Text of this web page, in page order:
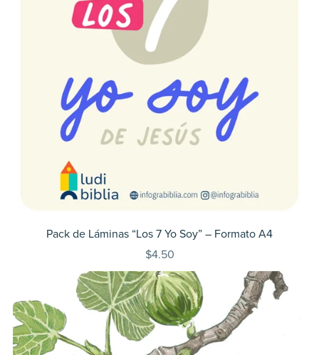
Pack de Láminas “Los 7 Yo Soy” – Formato A4
$4.50